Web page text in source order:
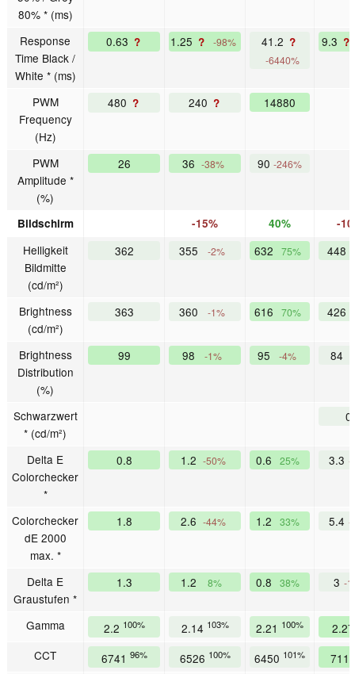
80% * (ms)
Response
Time Black /
White * (ms)
0.63 ? 1.25 ? -98% 41.2 ?
-6440%
9.3 ?
PWM
Frequency
(Hz)
480 ? 240 ? 14880
PWM
Amplitude *
(%)
26 36 -38% 90 -246%
Bildschirm -15% 40% -
Helligkeit
Bildmitte
(cd/m²)
362 355 -2% 632 75% 448
Brightness
(cd/m²)
363 360 -1% 616 70% 426
Brightness
Distribution
(%)
99 98 -1% 95 -4% 84
Schwarzwert
* (cd/m²)
Delta E
Colorchecker
*
0.8 1.2 -50% 0.6 25% 3.3 -
Colorchecker
dE 2000
max. *
1.8 2.6 -44% 1.2 33% 5.4 -
Delta E
Graustufen *
1.3 1.2 8% 0.8 38% 3 -
Gamma 2.2 100% 2.14 103% 2.21 100%
CCT
6741 96% 6526 100% 6450 101%